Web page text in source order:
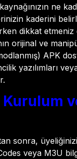
ne
kaderini
dikkat etmeniz
orijinal ve
APK
yazılımları veya
Kurulum
sonra,
veya M3U